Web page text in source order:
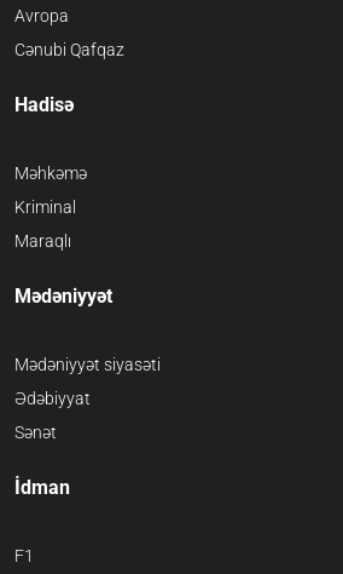
Avropa
Cənubi Qafqaz
Hadisə
Məhkəmə
Kriminal
Maraqlı
Mədəniyyət
Mədəniyyət siyasəti
Ədəbiyyat
Sənət
İdman
F1